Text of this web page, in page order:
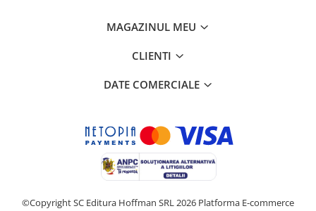
MAGAZINUL MEU
CLIENTI
DATE COMERCIALE
©Copyright SC Editura Hoffman SRL 2026 Platforma E-commerce